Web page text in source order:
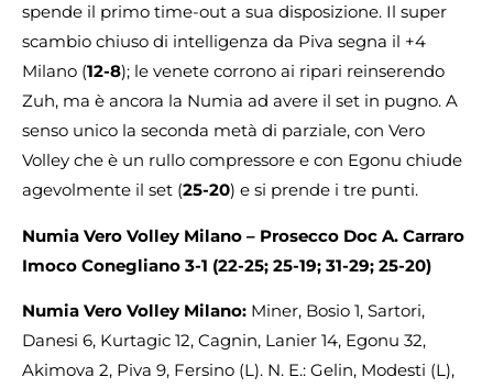
spende il primo time-out a sua disposizione. Il super
scambio chiuso di intelligenza da Piva segna il +4
Milano (12-8); le venete corrono ai ripari reinserendo
Zuh, ma è ancora la Numia ad avere il set in pugno. A
senso unico la seconda metà di parziale, con Vero
Volley che è un rullo compressore e con Egonu chiude
agevolmente il set (25-20) e si prende i tre punti.
Numia Vero Volley Milano – Prosecco Doc A. Carraro
Imoco Conegliano 3-1 (22-25; 25-19; 31-29; 25-20)
Numia Vero Volley Milano: Miner, Bosio 1, Sartori,
Danesi 6, Kurtagic 12, Cagnin, Lanier 14, Egonu 32,
Akimova 2, Piva 9, Fersino (L). N. E.: Gelin, Modesti (L),